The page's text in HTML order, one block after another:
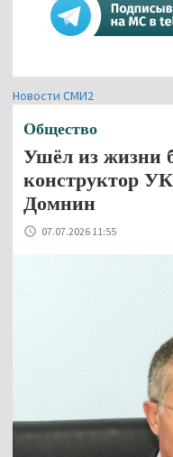
Новости СМИ2
Общество
Ушёл из жизни
конструктор
Домнин
07.07.2026 11:55